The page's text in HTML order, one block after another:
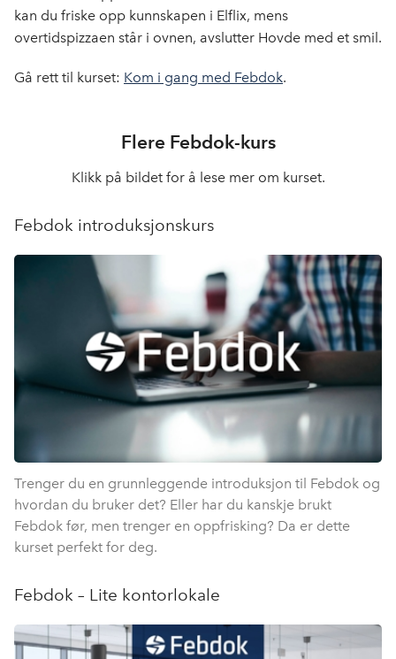
kan du friske opp kunnskapen i Elflix, mens
overtidspizzaen står i ovnen, avslutter Hovde med et smil.
Gå rett til kurset: Kom i gang med Febdok.
Flere Febdok-kurs
Klikk på bildet for å lese mer om kurset.
Febdok introduksjonskurs
Trenger du en grunnleggende introduksjon til Febdok og
hvordan du bruker det? Eller har du kanskje brukt
Febdok før, men trenger en oppfrisking? Da er dette
kurset perfekt for deg.
Febdok – Lite kontorlokale